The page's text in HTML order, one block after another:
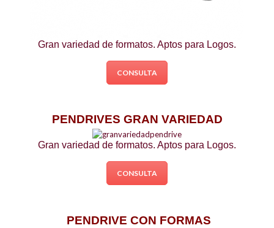
Gran variedad de formatos. Aptos para Logos.
CONSULTA
PENDRIVES GRAN VARIEDAD
Gran variedad de formatos. Aptos para Logos.
CONSULTA
PENDRIVE CON FORMAS